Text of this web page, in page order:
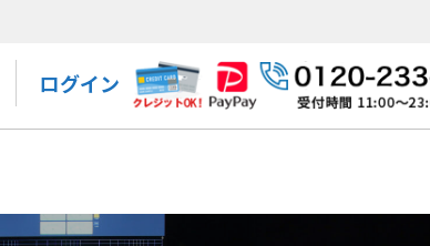
ログイン